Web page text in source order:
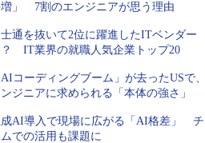
」 7割のエンジニアが思う理由
通を抜いて2位に躍進したITベンダー
IT業界の就職人気企業トップ20
コーディングブーム」が去ったUSで、
ジニアに求められる「本体の強さ」
AI導入で現場に広がる「AI格差」 チ
での活用も課題に